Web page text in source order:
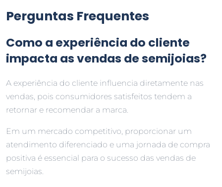
Perguntas Frequentes
Como a experiência do cliente
impacta as vendas de semijoias?
A experiência do cliente influencia diretamente nas
vendas, pois consumidores satisfeitos tendem a
retornar e recomendar a marca.
Em um mercado competitivo, proporcionar um
atendimento diferenciado e uma jornada de compra
positiva é essencial para o sucesso das vendas de
semijoias.